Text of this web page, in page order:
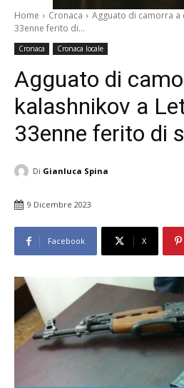
Home Cronaca
Agguato di camorra a
33enne ferito di...
Cronaca Cronaca locale
Agguato di
kalashnikov a
33enne ferito di
Di Gianluca Spina
9 Dicembre 2023
Facebook X